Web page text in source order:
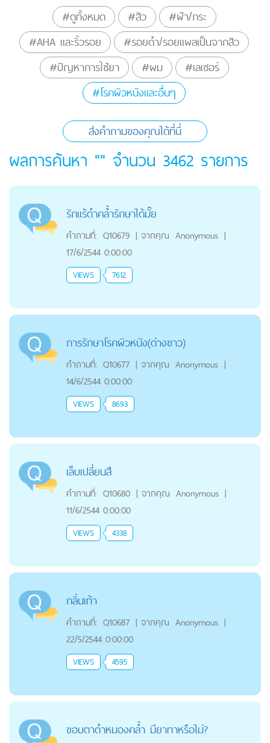
#ดูทั้งหมด #สิว
#ฝ้า/กระ
#AHA และริ้วรอย
#รอยดำ/รอยแผลเป็นจากสิว
#ปัญหาการใช้ยา
#ผม
#เลเซอร์
#โรคผิวหนังและอื่นๆ
ส่งคำถามของคุณได้ที่นี่
ผลการค้นหา "" จำนวน 3462 รายการ
รักแร้ดำคล้ำรักษาได้มั๊ย
คำถามที่: Q10679 | จากคุณ Anonymous |
17/6/2544 0:00:00
VIEWS 7612
การรักษาโรคผิวหนัง(ด่างขาว)
คำถามที่: Q10677 | จากคุณ Anonymous |
14/6/2544 0:00:00
VIEWS 8693
เล็บเปลี่ยนสี
คำถามที่: Q10680 | จากคุณ Anonymous |
11/6/2544 0:00:00
VIEWS 4338
กลิ่นเท้า
คำถามที่: Q10687 | จากคุณ Anonymous |
22/5/2544 0:00:00
VIEWS 4595
ขอบตาดำหมองคล้ำ มียาทาหรือไม่?